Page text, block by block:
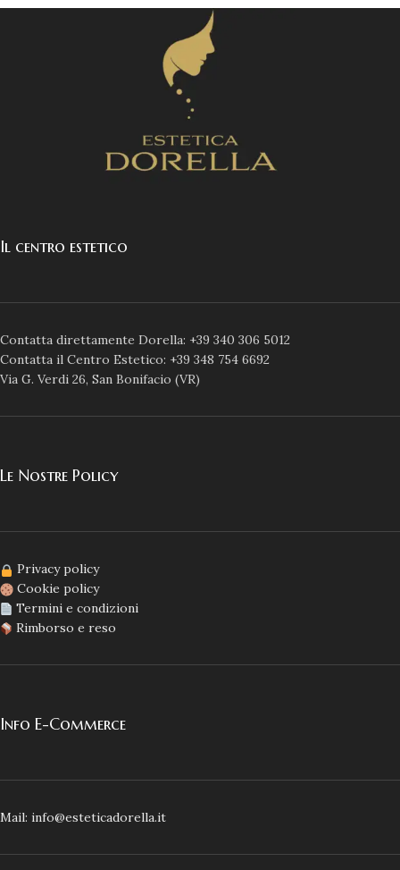
Il centro estetico
Contatta direttamente Dorella: +39 340 306 5012
Contatta il Centro Estetico: +39 348 754 6692
Via G. Verdi 26, San Bonifacio (VR)
Le Nostre Policy
Privacy policy
Cookie policy
Termini e condizioni
Rimborso e reso
Info E-Commerce
Mail: info@esteticadorella.it